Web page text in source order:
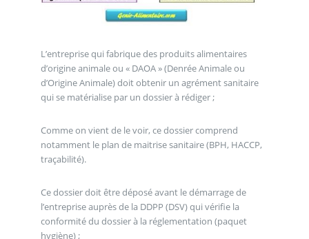
L’entreprise qui fabrique des produits alimentaires
d’origine animale ou « DAOA » (Denrée Animale ou
d’Origine Animale) doit obtenir un agrément sanitaire
qui se matérialise par un dossier à rédiger ;
Comme on vient de le voir, ce dossier comprend
notamment le plan de maitrise sanitaire (BPH, HACCP,
traçabilité).
Ce dossier doit être déposé avant le démarrage de
l’entreprise auprès de la DDPP (DSV) qui vérifie la
conformité du dossier à la réglementation (paquet
hygiène) ;